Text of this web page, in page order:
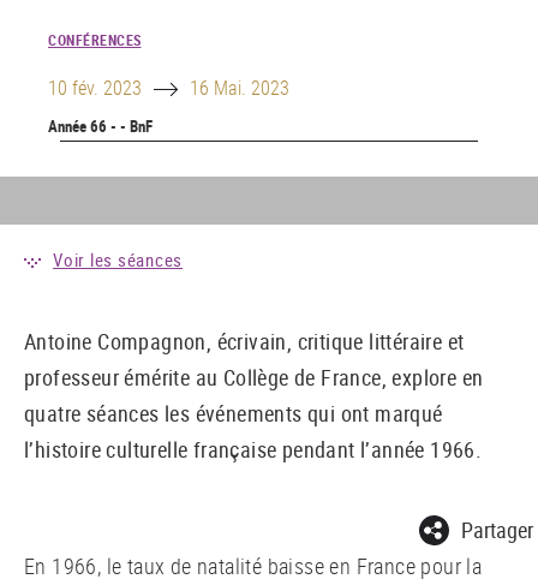
CONFÉRENCES
10 fév. 2023 Until 16 Mai. 2023
Année 66 - - BnF
Voir les séances
Antoine Compagnon, écrivain, critique littéraire et
professeur émérite au Collège de France, explore en
quatre séances les événements qui ont marqué
l’histoire culturelle française pendant l’année 1966.
Partager
En 1966, le taux de natalité baisse en France pour la